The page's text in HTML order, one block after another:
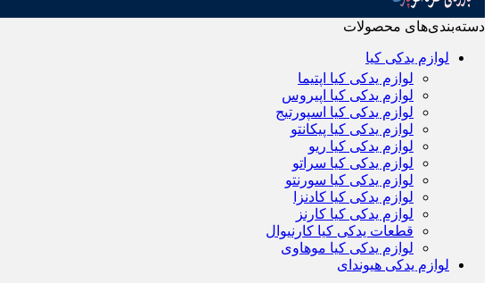
دسته‌بندی‌های محصولات
لوازم یدکی کیا
لوازم یدکی کیا اپتیما
لوازم یدکی کیا اپیروس
لوازم یدکی کیا اسپورتیج
لوازم یدکی کیا پیکانتو
لوازم یدکی کیا ریو
لوازم یدکی کیا سراتو
لوازم یدکی کیا سورنتو
لوازم یدکی کیا کادنزا
لوازم یدکی کیا کارنز
قطعات یدکی کیا کارنیوال
لوازم یدکی کیا موهاوی
لوازم یدکی هیوندای